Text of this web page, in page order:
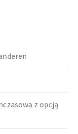
z opcją